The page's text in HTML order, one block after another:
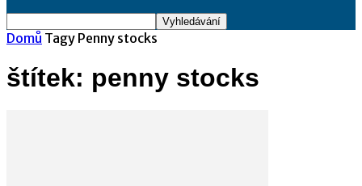
Domů Tagy Penny stocks
štítek: penny stocks